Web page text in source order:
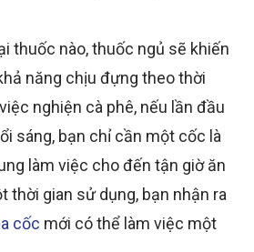
thuốc nào, thuốc ngủ sẽ khiến
năng chịu đựng theo thời
nghiện cà phê, nếu lần đầu
sáng, bạn chỉ cần một cốc là
làm việc cho đến tận giờ ăn
thời gian sử dụng, bạn nhận ra
cốc mới có thể làm việc một